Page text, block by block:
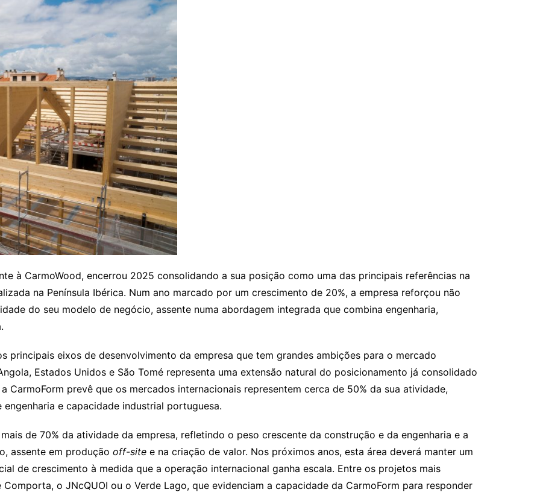
Entrevistas
Crónicas
Edições
à CarmoWood, encerrou 2025 consolidando a sua posição como uma das principais referências na
na Península Ibérica. Num ano marcado por um crescimento de 20%, a empresa reforçou não
do seu modelo de negócio, assente numa abordagem integrada que combina engenharia,
principais eixos de desenvolvimento da empresa que tem grandes ambições para o mercado
Estados Unidos e São Tomé representa uma extensão natural do posicionamento já consolidado
CarmoForm prevê que os mercados internacionais representem cerca de 50% da sua atividade,
e capacidade industrial portuguesa.
de 70% da atividade da empresa, refletindo o peso crescente da construção e da engenharia e a
assente em produção off-site e na criação de valor. Nos próximos anos, esta área deverá manter um
de crescimento à medida que a operação internacional ganha escala. Entre os projetos mais
o JNcQUOI ou o Verde Lago, que evidenciam a capacidade da CarmoForm para responder